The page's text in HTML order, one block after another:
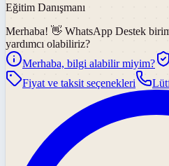
Eğitim Danışmanı
Merhaba! 👋 WhatsApp Destek
yardımcı olabiliriz?
Merhaba, bilgi alabilir miyim?
Fiyat ve taksit seçenekleri